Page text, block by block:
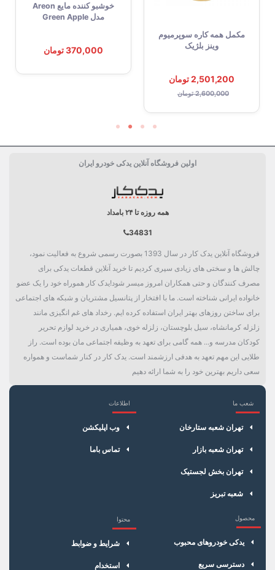
مکمل همه کاره سوپرمیوم
وینز بلژیک
2,501,200 تومان
2,600,000 تومان
خوشبو کننده مایع Areon
مدل Green Apple
370,000 تومان
اولین فروشگاه آنلاین یدکی خودرو ایران
همه روزه تا ۲۴ بامداد
34831
فروشگاه آنلاین یدک کار در سال 1393 بصورت رسمی شروع به فعالیت نمود،
چالش ها و سختی های زیادی سپری کردیم تا خرید آنلاین قطعات یدکی برای
مصرف کنندگان و حتی همکاران امروز میسر شود!یدک کار هموراه خود را یک عضو
خانواده ایرانی شناخته است. ما با افتخار از پتانسیل مشتریان و شبکه های اجتماعی
برای ساختن روزهای بهتر ایران استفاده کرده ایم. رخداد های غم انگیزی مانند
زلزله کرمانشاه، سیل بلوچستان، زلزله خوی، همیاری در خرید لوازم تحریر
کودکان مدرسه و... همه گامی برای تعهد به وظیفه اجتماعی مان بوده است. راز
طلایی این مهم تعهد به هدفی ارزشمند است. یدک کار در کنار شماست و همواره
سعی داریم بهترین خود را به شما ارائه دهیم
شعب ما
تهران شعبه ستارخان
تهران شعبه بازار
تهران بخش لجستیک
شعبه تبریز
اطلاعات
وب اپلیکشن
تماس باما
محصول
یدکی خودروهای محبوب
دسترسی سریع
محتوا
شرایط و ضوابط
استخدام
×